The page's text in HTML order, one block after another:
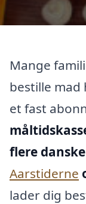
Mange
bestille
et fast
flere
Aarstiderne
lader dig